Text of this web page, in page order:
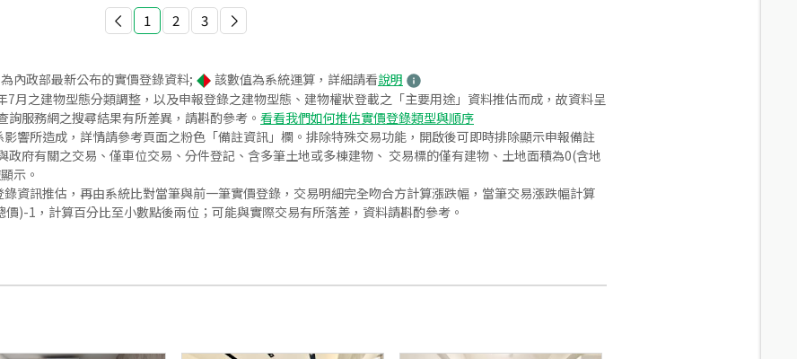
1 2 3
為內政部最新公布的實價登錄資料; 該數值為系統運算，詳細請看說明
月之建物型態分類調整，以及申報登錄之建物型態、建物權狀登載之「主要用途」資料推估而成，故資料呈
服務網之搜尋結果有所差異，請斟酌參考。 看看我們如何推估實價登錄類型與順序
響所造成，詳情請參考頁面之粉色「備註資訊」欄。排除特殊交易功能，開啟後可即時排除顯示申報備註
府有關之交易、僅車位交易、分件登記、含多筆土地或多棟建物、 交易標的僅有建物、土地面積為0(含地
示。
資訊推估，再由系統比對當筆與前一筆實價登錄，交易明細完全吻合方計算漲跌幅，當筆交易漲跌幅計算
)-1，計算百分比至小數點後兩位；可能與實際交易有所落差，資料請斟酌參考。